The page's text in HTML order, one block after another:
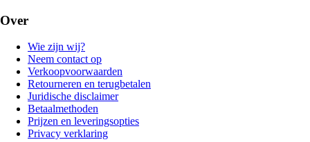
Over
Wie zijn wij?
Neem contact op
Verkoopvoorwaarden
Retourneren en terugbetalen
Juridische disclaimer
Betaalmethoden
Prijzen en leveringsopties
Privacy verklaring